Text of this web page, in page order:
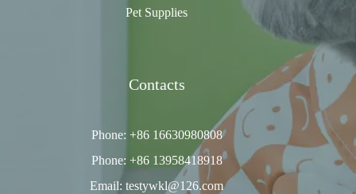
Pet Supplies
Contacts
Phone: +86 16630980808
Phone: +86 13958418918
Email: testywkl@126.com